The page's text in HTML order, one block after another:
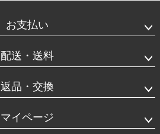
お支払い
配送・送料
返品・交換
マイページ